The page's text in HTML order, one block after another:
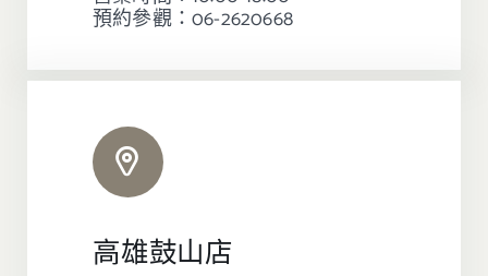
預約參觀：06-2620668
高雄鼓山店